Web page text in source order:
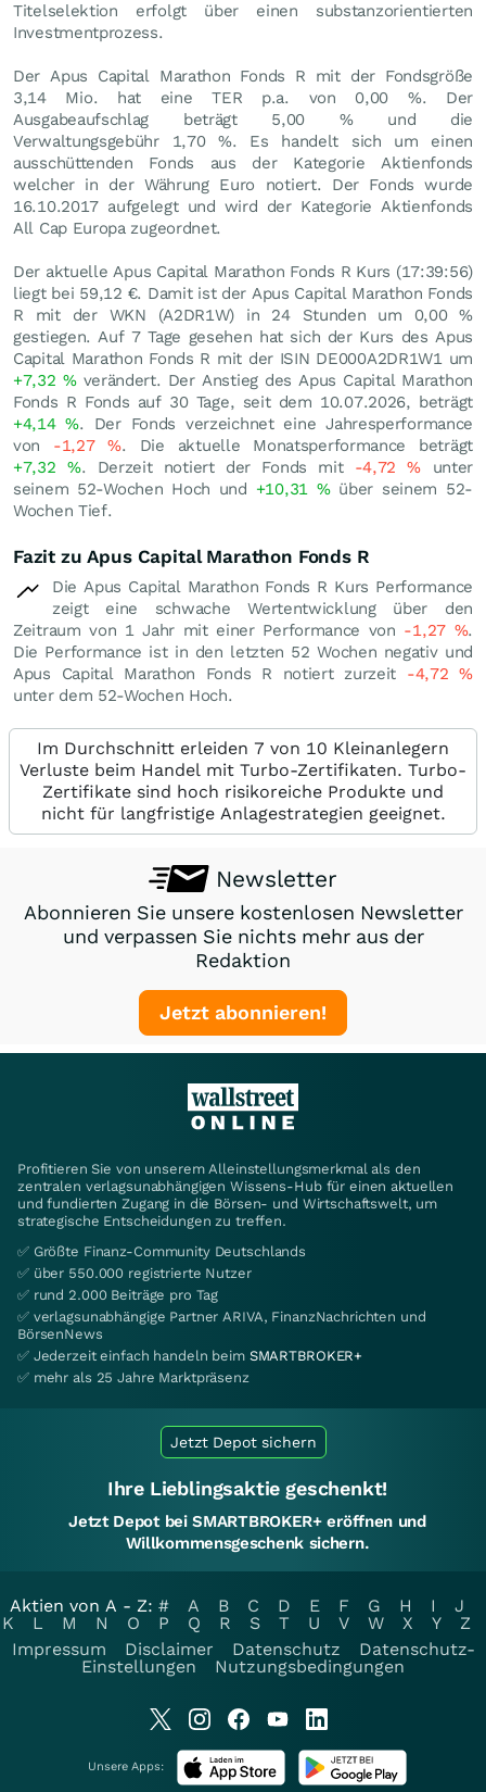
Titelselektion erfolgt über einen substanzorientierten
Investmentprozess.
Der Apus Capital Marathon Fonds R mit der Fondsgröße
3,14 Mio. hat eine TER p.a. von 0,00 %. Der
Ausgabeaufschlag beträgt 5,00 % und die
Verwaltungsgebühr 1,70 %. Es handelt sich um einen
ausschüttenden Fonds aus der Kategorie Aktienfonds
welcher in der Währung Euro notiert. Der Fonds wurde
16.10.2017 aufgelegt und wird der Kategorie Aktienfonds
All Cap Europa zugeordnet.
Der aktuelle Apus Capital Marathon Fonds R Kurs (17:39:56)
liegt bei 59,12 €. Damit ist der Apus Capital Marathon Fonds
R mit der WKN (A2DR1W) in 24 Stunden um 0,00%
gestiegen. Auf 7 Tage gesehen hat sich der Kurs des Apus
Capital Marathon Fonds R mit der ISIN DE000A2DR1W1 um
+7,32 %verändert. Der Anstieg des Apus Capital Marathon
Fonds R Fonds auf 30 Tage, seit dem 10.07.2026, beträgt
+4,14%. Der Fonds verzeichnet eine Jahresperformance
von -1,27%. Die aktuelle Monatsperformance beträgt
+7,32 %. Derzeit notiert der Fonds mit -4,72% unter
seinem 52-Wochen Hoch und +10,31 %über seinem 52-
Wochen Tief.
Fazit zu Apus Capital Marathon Fonds R
Die Apus Capital Marathon Fonds R Kurs Performance
zeigt eine schwache Wertentwicklung über den
Zeitraum von 1 Jahr mit einer Performance von -1,27 %.
Die Performance ist in den letzten 52 Wochen negativ und
Apus Capital Marathon Fonds R notiert zurzeit -4,72%
unter dem 52-Wochen Hoch.
Im Durchschnitt erleiden 7 von 10 Kleinanlegern
Verluste beim Handel mit Turbo-Zertifikaten. Turbo-
Zertifikate sind hoch risikoreiche Produkte und
nicht für langfristige Anlagestrategien geeignet.
Newsletter
Abonnieren Sie unsere kostenlosen Newsletter
und verpassen Sie nichts mehr aus der
Redaktion
Jetzt abonnieren!
Profitieren Sie von unserem Alleinstellungsmerkmal als den
zentralen verlagsunabhängigen Wissens-Hub für einen aktuellen
und fundierten Zugang in die Börsen- und Wirtschaftswelt, um
strategische Entscheidungen zu treffen.
✅ Größte Finanz-Community Deutschlands
✅ über 550.000 registrierte Nutzer
✅ rund 2.000 Beiträge pro Tag
✅ verlagsunabhängige Partner ARIVA, FinanzNachrichten und
BörsenNews
✅ Jederzeit einfach handeln beim SMARTBROKER+
✅ mehr als 25 Jahre Marktpräsenz
Jetzt Depot sichern
Ihre Lieblingsaktie geschenkt!
Jetzt Depot bei SMARTBROKER+ eröffnen und
Willkommensgeschenk sichern.
Aktien von A - Z: # A B C D E F G H I
J
K
L M N O P Q R S T U V W X Y
Z
Impressum
Disclaimer Datenschutz
Datenschutz-
Einstellungen
Nutzungsbedingungen
Unsere Apps: